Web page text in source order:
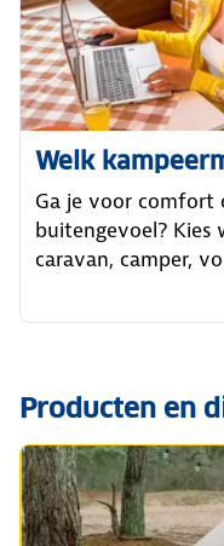
Welk
Ga je voor
buitengevoel? Kies
caravan, camper,
Producten en